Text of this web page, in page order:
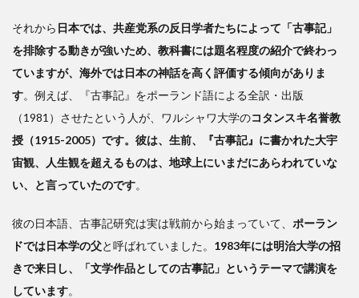
それから 日本では、共産党系の反日学者たちによって「古事記」
を排除する動きが強いため、教科書には題名程度の紹介で終わっ
ていますが、海外では日本の神話を高く評価する傾向がありま
す。例えば、『古事記』をポーランド語による全訳・出版
（1981）させたという人が、ワルシャワ大学のコタンスキ名誉教
授（1915-2005）です。彼は、生前、『古事記』に書かれた大宇
宙観、人生観を超えるものは、地球上にいまだにあらわれていな
い、と言っていたのです。
彼の日本語、古事記研究は実は戦前から始まっていて、 ポーラン
ドでは日本学の父と呼ばれていました。 1983年には明治大学の招
きで来日し、「文学作品としての古事記」というテーマで講演を
しています。